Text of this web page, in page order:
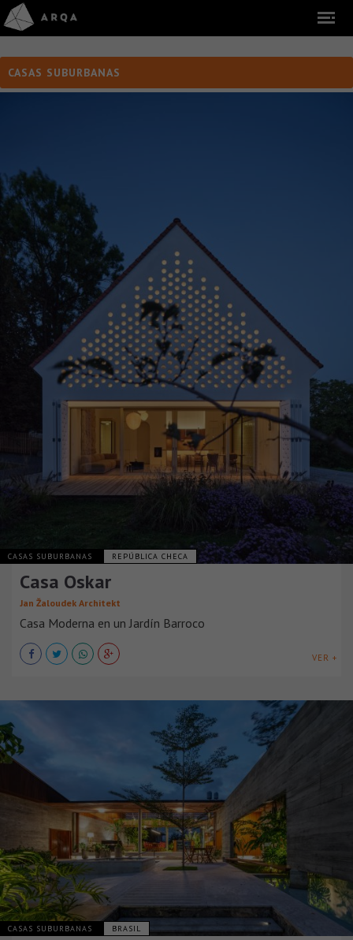
CASAS SUBURBANAS
CASAS SUBURBANAS REPÚBLICA CHECA
Casa Oskar
Jan Žaloudek Architekt
Casa Moderna en un Jardín Barroco
VER +
CASAS SUBURBANAS BRASIL